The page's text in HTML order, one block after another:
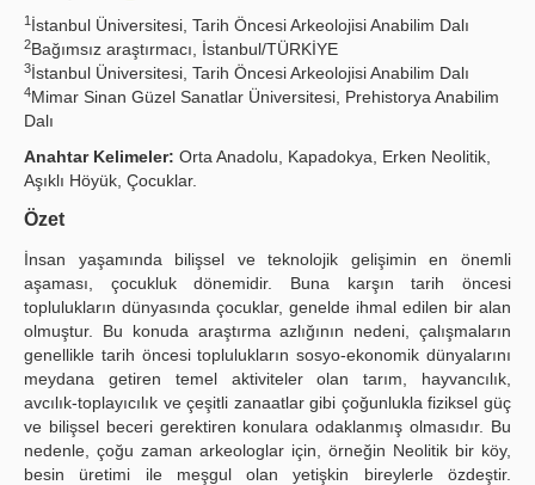
Publication Policies
Guidelines
Contact Us
1 İstanbul Üniversitesi, Tarih Öncesi Arkeolojisi Anabilim Dalı
2Bağımsız araştırmacı, İstanbul/TÜRKİYE
3İstanbul Üniversitesi, Tarih Öncesi Arkeolojisi Anabilim Dalı
4Mimar Sinan Güzel Sanatlar Üniversitesi, Prehistorya Anabilim
Dalı
Anahtar Kelimeler: Orta Anadolu, Kapadokya, Erken Neolitik,
Aşıklı Höyük, Çocuklar.
Özet
İnsan yaşamında bilişsel ve teknolojik gelişimin en önemli
aşaması, çocukluk dönemidir. Buna karşın tarih öncesi
toplulukların dünyasında çocuklar, genelde ihmal edilen bir alan
olmuştur. Bu konuda araştırma azlığının nedeni, çalışmaların
genellikle tarih öncesi toplulukların sosyo-ekonomik dünyalarını
meydana getiren temel aktiviteler olan tarım, hayvancılık,
avcılık-toplayıcılık ve çeşitli zanaatlar gibi çoğunlukla fiziksel güç
ve bilişsel beceri gerektiren konulara odaklanmış olmasıdır. Bu
nedenle, çoğu zaman arkeologlar için, örneğin Neolitik bir köy,
besin üretimi ile meşgul olan yetişkin bireylerle özdeştir.